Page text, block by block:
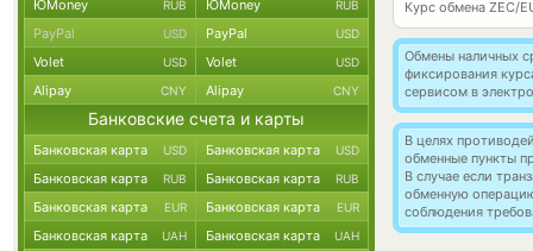
Курс обмена ZEC/
Обмены наличных
фиксирования
сервисом в
В целях
обменные пункты
В случае если
обменную
соблюдения
ЮMoney RUB ЮMoney RUB
PayPal USD PayPal USD
Volet USD Volet USD
Alipay CNY Alipay CNY
Банковские счета и карты
Банковская карта USD Банковская карта USD
Банковская карта RUB Банковская карта RUB
Банковская карта EUR Банковская карта EUR
Банковская карта UAH Банковская карта UAH